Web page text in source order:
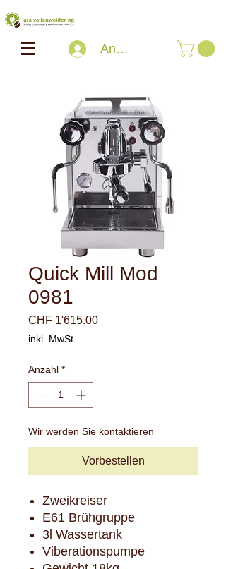
Anmelden
Quick Mill Mod
0981
CHF 1'615.00Preis
inkl. MwSt
Anzahl *
Wir werden Sie kontaktieren
Vorbestellen
Zweikreiser
E61 Brühgruppe
3l Wassertank
Viberationspumpe